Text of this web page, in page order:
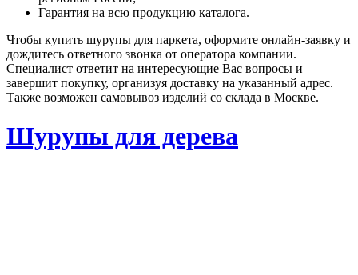
Гарантия на всю продукцию каталога.
Чтобы купить шурупы для паркета, оформите онлайн-заявку и
дождитесь ответного звонка от оператора компании.
Специалист ответит на интересующие Вас вопросы и
завершит покупку, организуя доставку на указанный адрес.
Также возможен самовывоз изделий со склада в Москве.
Шурупы для дерева